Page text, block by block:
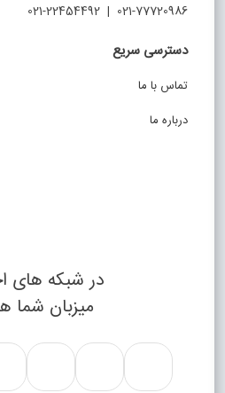
021-77720986 | 021-22454492
دسترسی سریع
تماس با ما
درباره ما
در شبکه های
میزبان شما